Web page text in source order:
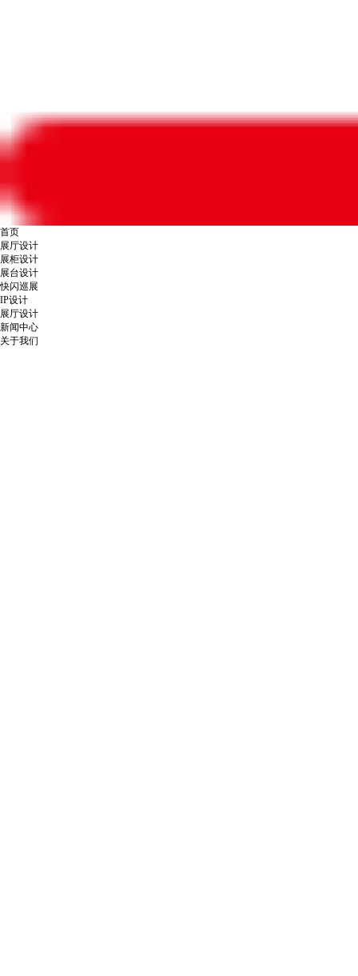
首页
展厅设计
展柜设计
展台设计
快闪巡展
IP设计
展厅设计
新闻中心
关于我们